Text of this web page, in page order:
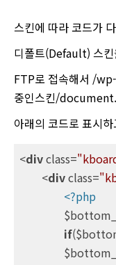
스킨에 따라 코드가
디폴트(Default) 스
FTP로 접속해서 /
중인스킨/
아래의 코드로 표시
<divclass=
<divclass=
<?php
if